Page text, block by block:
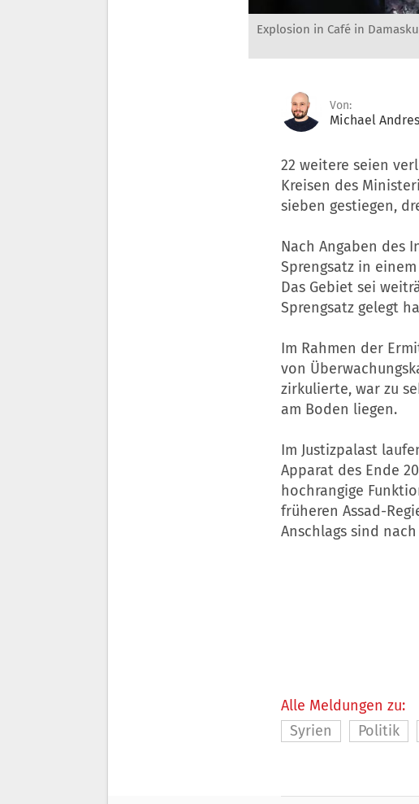
Explosion in Café in
Von:
Michael Andres
22 weitere seien
Kreisen des
sieben gestiegen,
Nach Angaben des
Sprengsatz in
Das Gebiet sei
Sprengsatz gelegt
Im Rahmen der
von
zirkulierte, war zu
am Boden liegen.
Im Justizpalast
Apparat des Ende
hochrangige
früheren Assad-
Anschlags sind
Alle Meldungen zu:
Syrien
Politik